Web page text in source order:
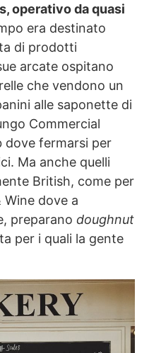
operativo da quasi
era destinato
di prodotti
arcate ospitano
che vendono un
alle saponette di
Commercial
dove fermarsi per
Ma anche quelli
British, come per
Wine dove a
preparano doughnut
per i quali la gente